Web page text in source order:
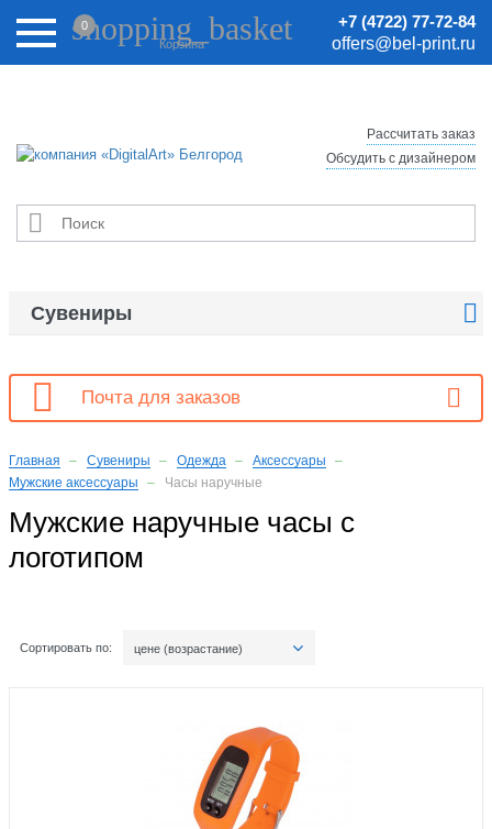
Внимание! Цены на сайте могут быть неактуальными.
Актуальные цены уточняйте у менеджеров.
+7 (4722) 77-72-84
offers@bel-print.ru
shopping_basket
Корзина
0

Рассчитать заказ
Обсудить с дизайнером
Сувениры 
 Почта для заказов
Главная Сувениры Одежда
Аксессуары
Мужские аксессуары
Часы наручные
Мужские наручные часы с
логотипом
Сортировать по: цене (возрастание)